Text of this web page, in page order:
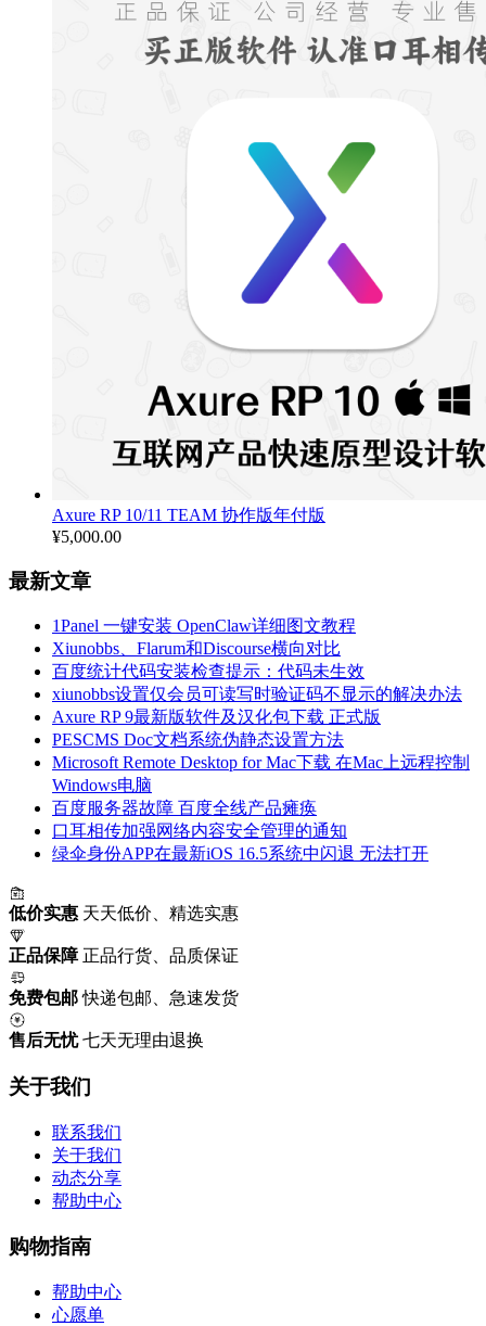
范
围：
¥900.00
Axure RP 10/11 TEAM 协作版年付版
¥5,000.00
最新文章
1Panel 一键安装 OpenClaw详细图文教程
Xiunobbs、Flarum和Discourse横向对比
百度统计代码安装检查提示：代码未生效
xiunobbs设置仅会员可读写时验证码不显示的解决办法
Axure RP 9最新版软件及汉化包下载 正式版
PESCMS Doc文档系统伪静态设置方法
Microsoft Remote Desktop for Mac下载 在Mac上远程控制
Windows电脑
百度服务器故障 百度全线产品瘫痪
口耳相传加强网络内容安全管理的通知
绿伞身份APP在最新iOS 16.5系统中闪退 无法打开
低价实惠 天天低价、精选实惠
正品保障 正品行货、品质保证
免费包邮 快递包邮、急速发货
售后无忧 七天无理由退换
关于我们
联系我们
关于我们
动态分享
帮助中心
购物指南
帮助中心
心愿单